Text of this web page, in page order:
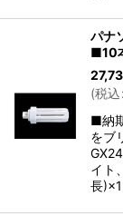
パナ
■10
(税込:
■納
をブ
イト
長